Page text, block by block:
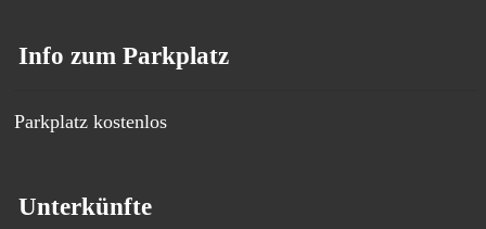
Info zum Parkplatz
Parkplatz kostenlos
Unterkünfte